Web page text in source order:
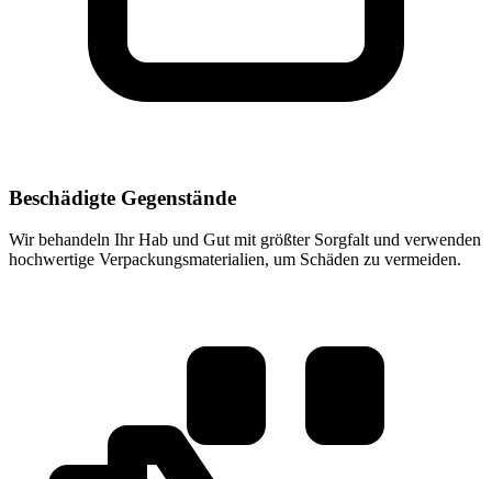
Beschädigte Gegenstände
Wir behandeln Ihr Hab und Gut mit größter Sorgfalt und verwenden
hochwertige Verpackungsmaterialien, um Schäden zu vermeiden.